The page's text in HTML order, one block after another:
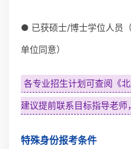
● 已获硕士/博士学位人员
单位同意）
各专业招生计划可查阅《
建议提前联系目标指导老
特殊身份报考条件